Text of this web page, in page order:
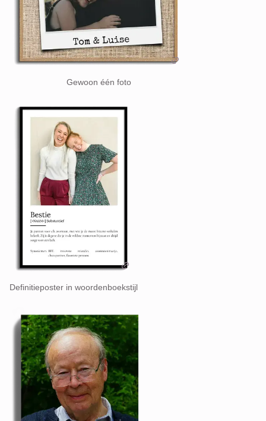
Gewoon één foto
Definitieposter in woordenboekstijl